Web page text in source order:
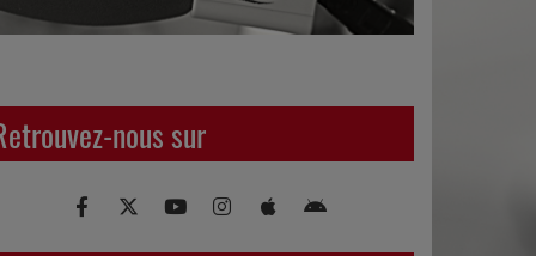
nous sur